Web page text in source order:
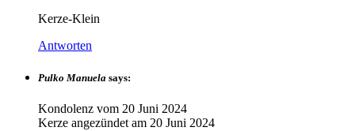
Kerze-Klein
Antworten
Pulko Manuela says:
Kondolenz vom 20 Juni 2024
Kerze angezündet am 20 Juni 2024